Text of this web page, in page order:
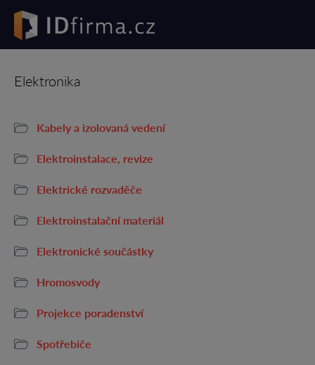
Elektronika
Kabely a izolovaná vedení
Elektroinstalace, revize
Elektrické rozvaděče
Elektroinstalační materiál
Elektronické součástky
Hromosvody
Projekce poradenství
Spotřebiče